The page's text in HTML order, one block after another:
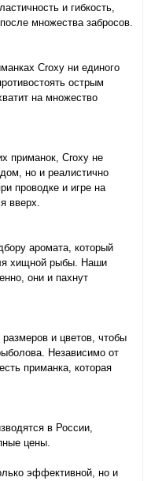
и гибкость,
множества забросов.
Croxy ни единого
острым
на множество
приманок, Croxy не
но и реалистично
проводке и игре на
вверх.
аромата, который
хищной рыбы. Наши
они и пахнут
и цветов, чтобы
Независимо от
приманка, которая
в России,
цены.
эффективной, но и